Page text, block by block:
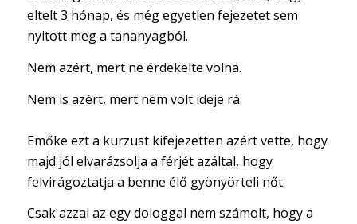
eltelt 3 hónap, és még egyetlen fejezetet sem
nyitott meg a tananyagból.
Nem azért, mert ne érdekelte volna.
Nem is azért, mert nem volt ideje rá.
Emőke ezt a kurzust kifejezetten azért vette, hogy
majd jól elvarázsolja a férjét azáltal, hogy
felvirágoztatja a benne élő gyönyörteli nőt.
Csak azzal az egy dologgal nem számolt, hogy a